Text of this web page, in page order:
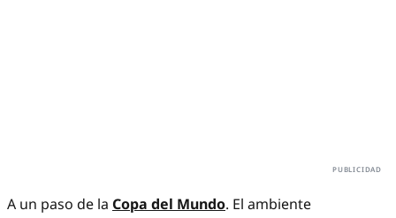
A un paso de la Copa del Mundo. El ambiente